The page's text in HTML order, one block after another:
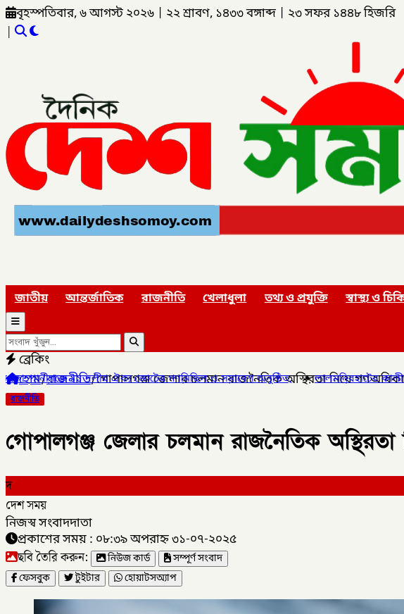
বৃহস্পতিবার, ৬ আগস্ট ২০২৬ ২২ শ্রাবণ, ১৪৩৩ বঙ্গাব্দ ২৩ সফর ১৪৪৮ হিজরি
|
জাতীয় আন্তর্জাতিক রাজনীতি খেলাধুলা তথ্য ও প্রযুক্তি স্বাস্থ্য ও
ব্রেকিং
জোটের গণমিছিল ও সমাবেশ অনুষ্ঠিত,✦লালমনিরহাটের কালীগঞ্জে (ডিবি)পুলিশের
হোম/রাজনীতি/গোপালগঞ্জ জেলার চলমান রাজনৈতিক অস্থিরতা নিয়ে
রাজনীতি
গোপালগঞ্জ জেলার চলমান রাজনৈতিক
দ
দেশ সময়
নিজস্ব সংবাদদাতা
প্রকাশের সময় : ০৮:৩৯ অপরাহ্ন ৩১-০৭-২০২৫
ছবি তৈরি করুন: নিউজ কার্ড
সম্পূর্ণ সংবাদ
ফেসবুক
টুইটার হোয়াটসঅ্যাপ